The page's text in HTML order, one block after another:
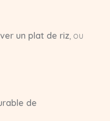
un plat de riz, ou
de